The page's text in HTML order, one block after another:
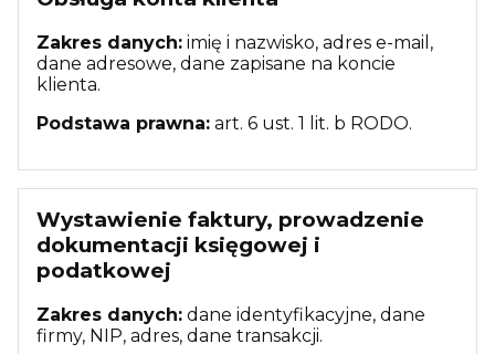
Zakres danych: imię i nazwisko, adres e-mail,
dane adresowe, dane zapisane na koncie
klienta.
Podstawa prawna: art. 6 ust. 1 lit. b RODO.
Wystawienie faktury, prowadzenie
dokumentacji księgowej i
podatkowej
Zakres danych: dane identyfikacyjne, dane
firmy, NIP, adres, dane transakcji.